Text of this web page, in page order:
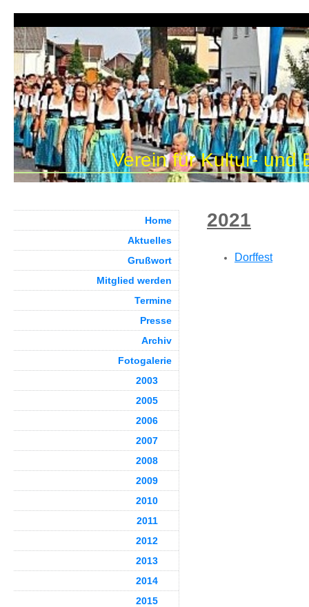
Verein für Kultur- und
2021
Dorffest
Home
Aktuelles
Grußwort
Mitglied werden
Termine
Presse
Archiv
Fotogalerie
2003
2005
2006
2007
2008
2009
2010
2011
2012
2013
2014
2015